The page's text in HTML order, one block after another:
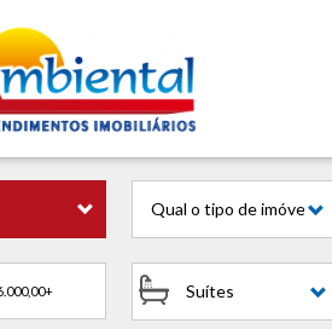
Qual o tipo de imóvel?
Suítes